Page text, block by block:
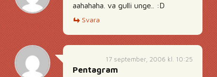
aahahaha. va gulli unge.. :D
Svara
17 september, 2006 kl. 10:25
Pentagram